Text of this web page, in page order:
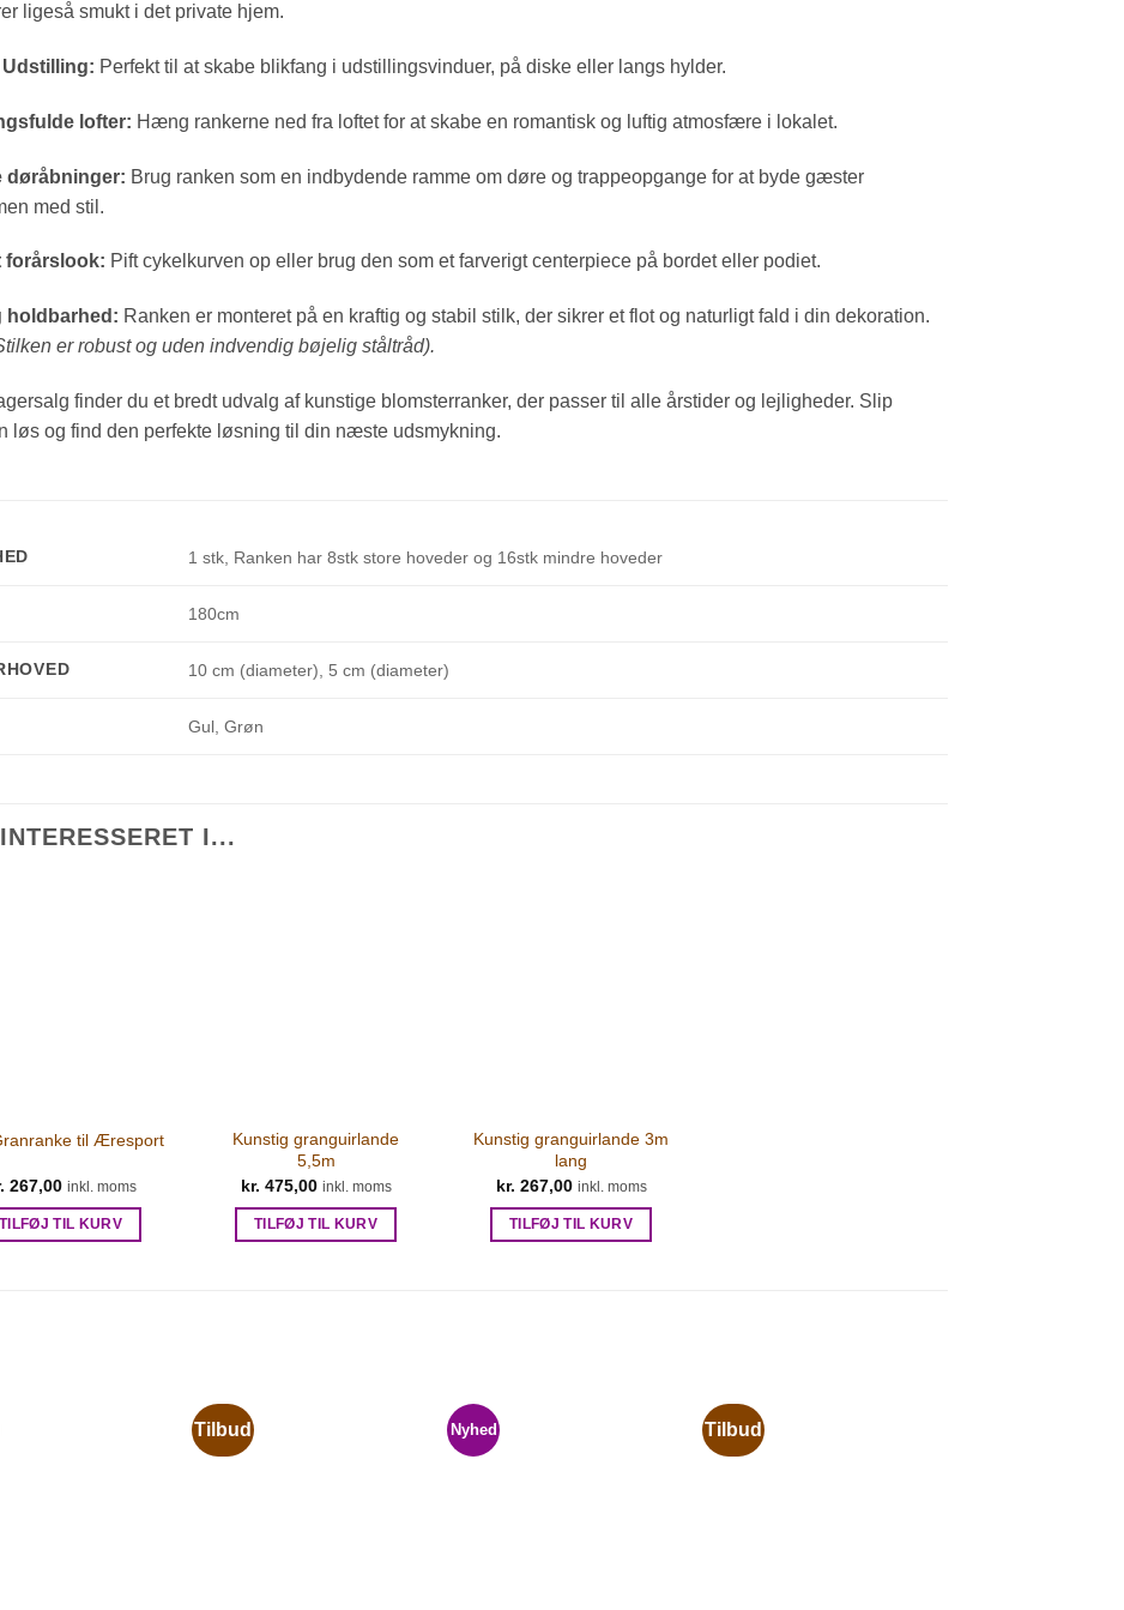
ligeså smukt i det private hjem.
Udstilling: Perfekt til at skabe blikfang i udstillingsvinduer, på diske eller langs hylder.
lofter: Hæng rankerne ned fra loftet for at skabe en romantisk og luftig atmosfære i lokalet.
døråbninger: Brug ranken som en indbydende ramme om døre og trappeopgange for at byde gæster
med stil.
forårslook: Pift cykelkurven op eller brug den som et farverigt centerpiece på bordet eller podiet.
holdbarhed: Ranken er monteret på en kraftig og stabil stilk, der sikrer et flot og naturligt fald i din dekoration.
er robust og uden indvendig bøjelig ståltråd).
finder du et bredt udvalg af kunstige blomsterranker, der passer til alle årstider og lejligheder. Slip
løs og find den perfekte løsning til din næste udsmykning.
1 stk, Ranken har 8stk store hoveder og 16stk mindre hoveder
180cm
10 cm (diameter), 5 cm (diameter)
Gul, Grøn
I...
til Æresport
267,00 inkl. moms
TILFØJ TIL KURV
Kunstig granguirlande
5,5m
kr. 475,00 inkl. moms
TILFØJ TIL KURV
Kunstig granguirlande 3m
lang
kr. 267,00 inkl. moms
TILFØJ TIL KURV
Tilbud Nyhed Tilbud